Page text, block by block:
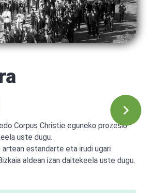
Corpus Christie eguneko prozesio
uste dugu.
artean estandarte eta irudi ugari
aldean izan daitekeela uste dugu.